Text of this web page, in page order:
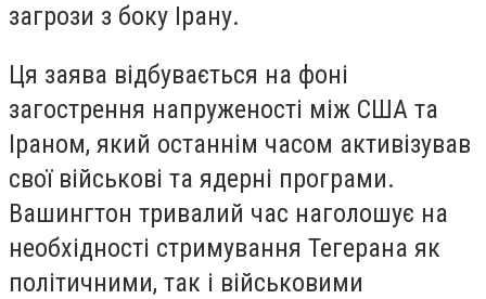
загрози з боку Ірану.
Ця заява відбувається на фоні
загострення напруженості між США та
Іраном, який останнім часом активізував
свої військові та ядерні програми.
Вашингтон тривалий час наголошує на
необхідності стримування Тегерана як
політичними, так і військовими